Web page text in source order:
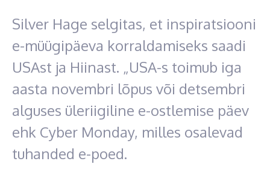
Silver Hage selgitas, et inspiratsiooni
e-müügipäeva korraldamiseks saadi
USAst ja Hiinast. „USA-s toimub iga
aasta novembri lõpus või detsembri
alguses üleriigiline e-ostlemise päev
ehk Cyber Monday, milles osalevad
tuhanded e-poed.